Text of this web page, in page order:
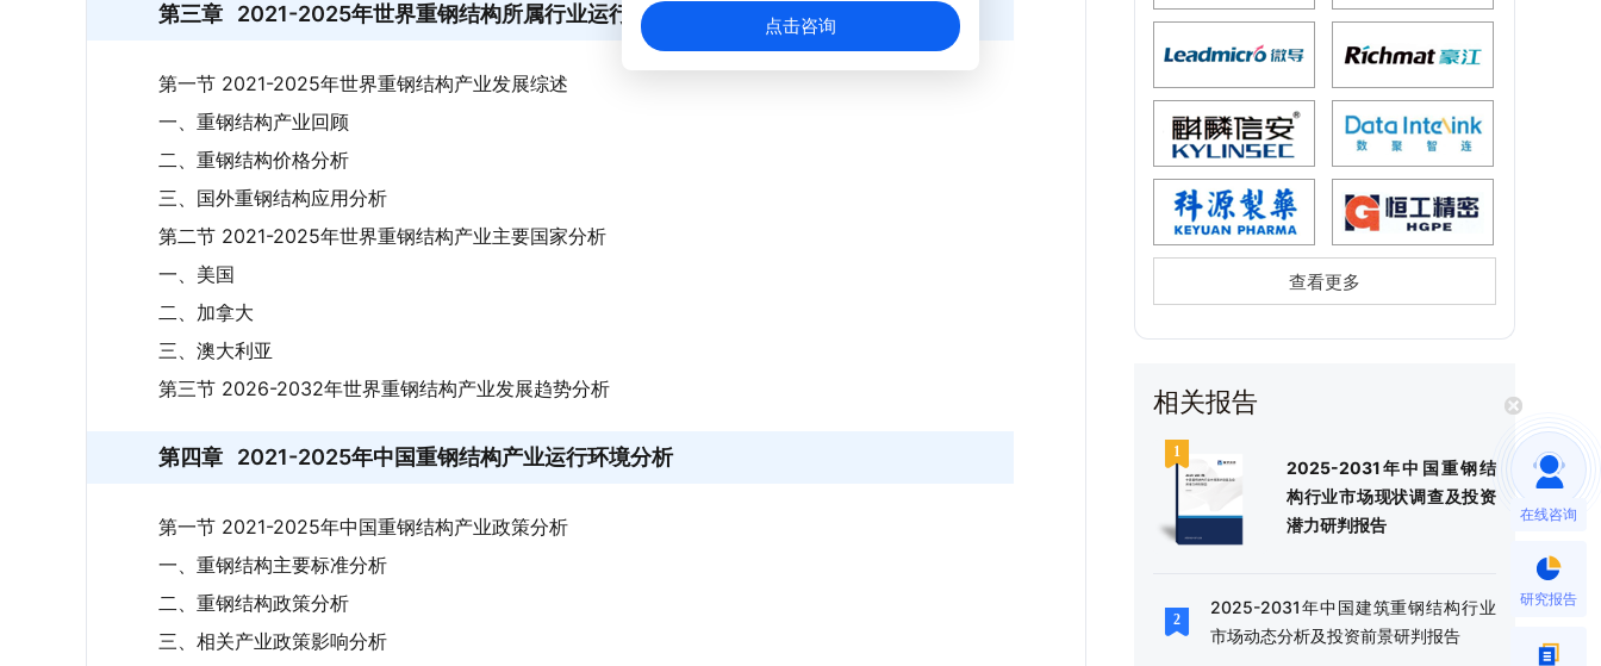
第三章 2021-2025年世界重钢结构所属行业运行现状分析
第一节 2021-2025年世界重钢结构产业发展综述
一、重钢结构产业回顾
二、重钢结构价格分析
三、国外重钢结构应用分析
第二节 2021-2025年世界重钢结构产业主要国家分析
一、美国
二、加拿大
三、澳大利亚
第三节 2026-2032年世界重钢结构产业发展趋势分析
第四章 2021-2025年中国重钢结构产业运行环境分析
第一节 2021-2025年中国重钢结构产业政策分析
一、重钢结构主要标准分析
二、重钢结构政策分析
三、相关产业政策影响分析
查看更多
相关报告
2025-2031年中国重钢结
构行业市场现状调查及投资
潜力研判报告
2025-2031年中国建筑重钢结构行业
市场动态分析及投资前景研判报告
在线咨询
研究报告
点击咨询